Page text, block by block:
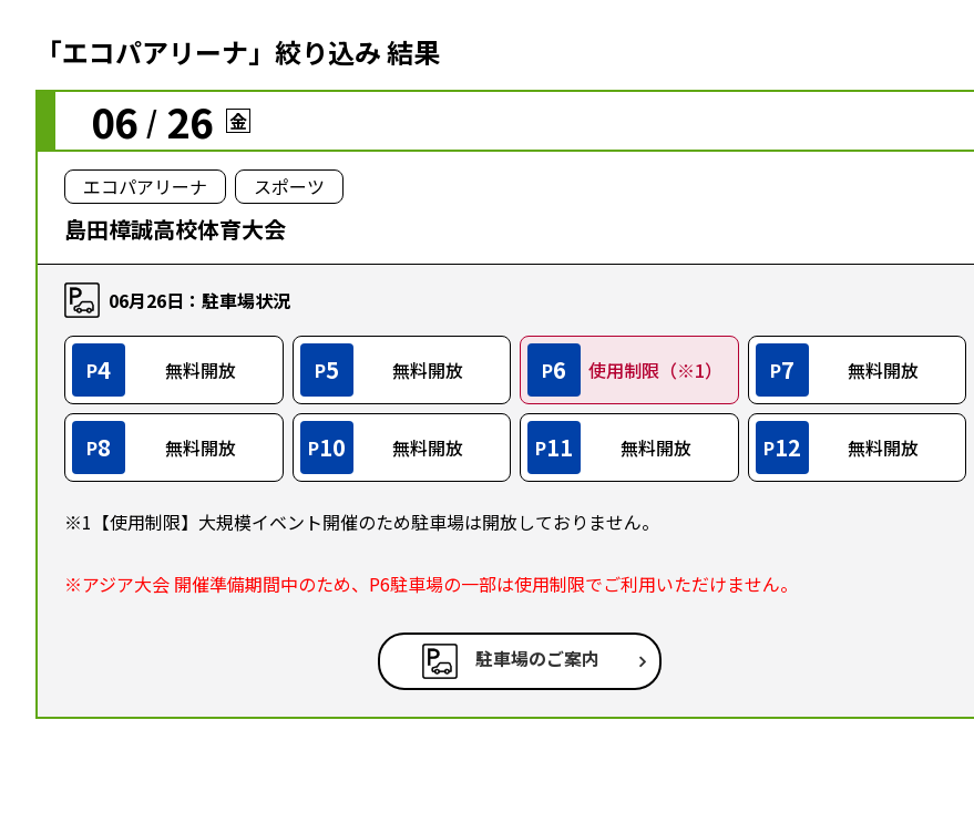
「エコパアリーナ」絞り込み 結果
06 / 26 金
エコパアリーナ スポーツ
島田樟誠高校体育大会
06月26日：駐車場状況
P4 無料開放 P5 無料開放 P6 使用制限（※1） P7 無料開放
P8 無料開放 P10 無料開放 P11 無料開放 P12 無料開放
※1【使用制限】大規模イベント開催のため駐車場は開放しておりません。
※アジア大会 開催準備期間中のため、P6駐車場の一部は使用制限でご利用いただけません。
駐車場のご案内